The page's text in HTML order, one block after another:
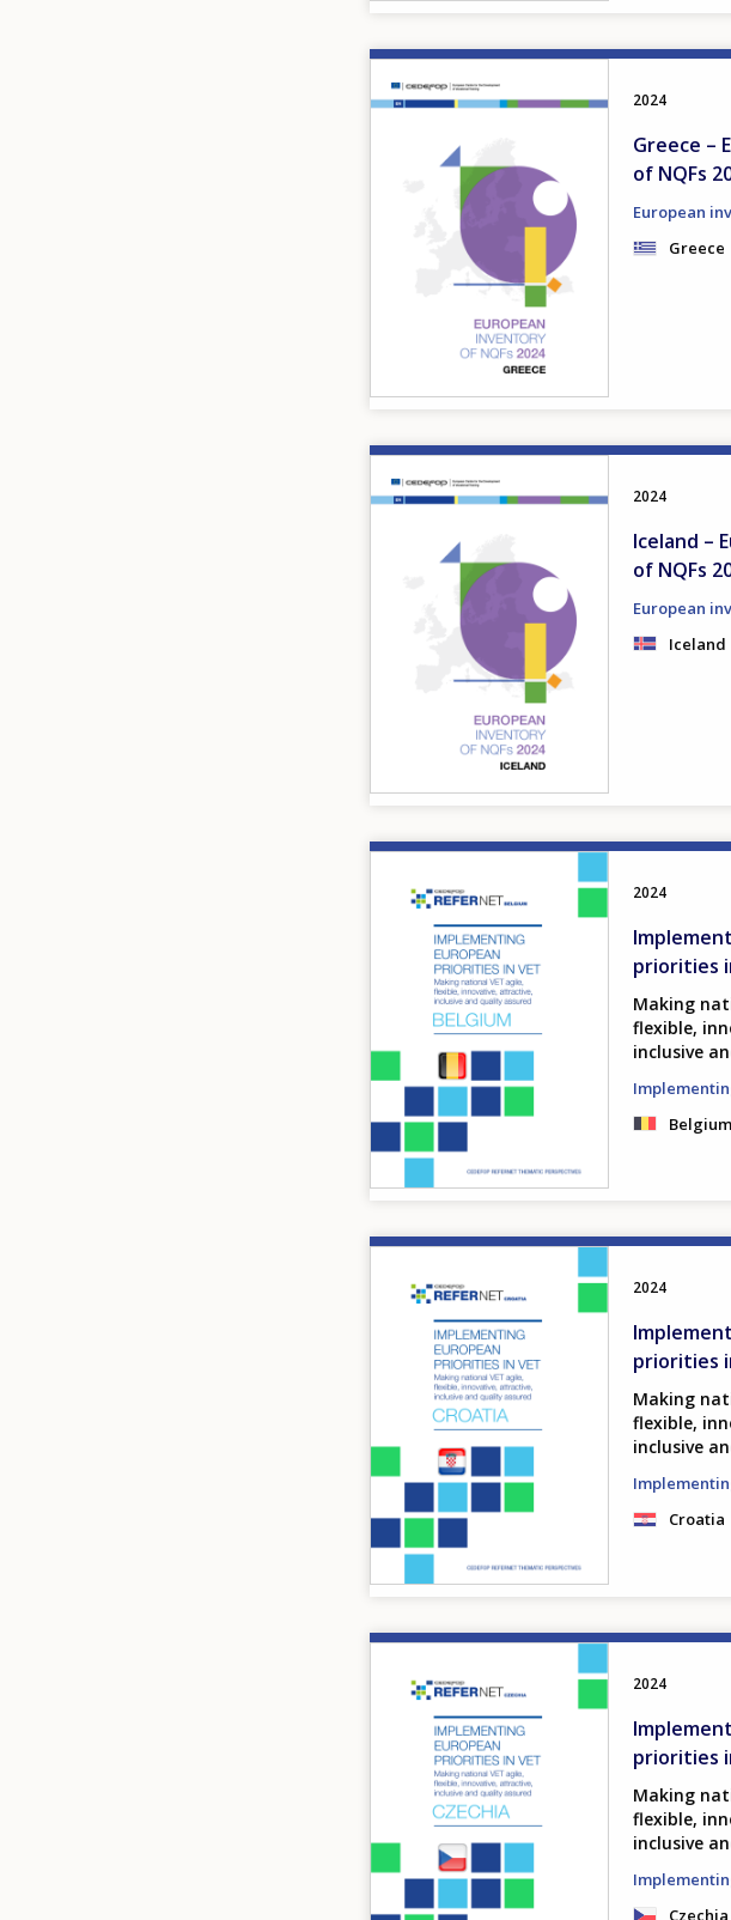
2024
Greece –
of NQFs
European
Greece
2024
Iceland –
of NQFs
European
Iceland
2024
priorities
Making
flexible,
inclusive
Belgium
2024
priorities
Making
flexible,
inclusive
Croatia
2024
priorities
Making
flexible,
inclusive
Czechia